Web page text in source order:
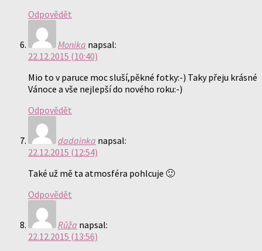
Odpovědět
Monika napsal:
22.12.2015 (10:40)
Mio to v paruce moc sluší,pěkné fotky:-) Taky přeju krásné
Vánoce a vše nejlepší do nového roku:-)
Odpovědět
dadainka napsal:
22.12.2015 (12:54)
Také už mě ta atmosféra pohlcuje 🙂
Odpovědět
Růža napsal:
22.12.2015 (13:56)